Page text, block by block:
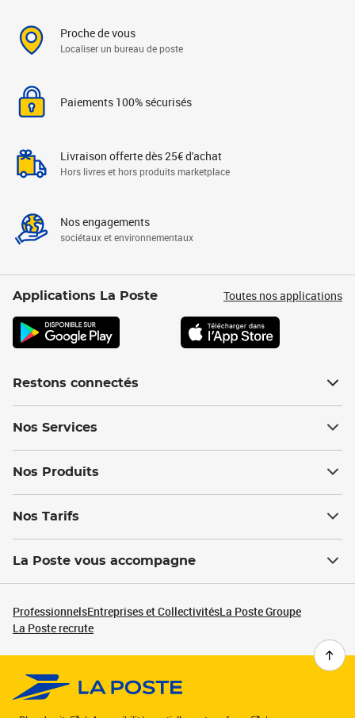
Proche de vous
Localiser un bureau de poste
Paiements 100% sécurisés
Livraison offerte dès 25€ d'achat
Hors livres et hors produits marketplace
Nos engagements
sociétaux et environnementaux
Applications La Poste Toutes nos applications
Restons connectés
Nos Services
Nos Produits
Nos Tarifs
La Poste vous accompagne
ProfessionnelsEntreprises et CollectivitésLa Poste Groupe
La Poste recrute